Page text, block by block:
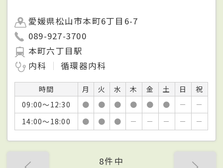
愛媛県松山市本町6丁目6-7
089-927-3700
本町六丁目駅
内科
循環器内科
時間 月 火 水 木 金 土 日
祝
09:00～12:30
● ● ● ● ● ● －
－
14:00～18:00
● ● ● － － － － －
8件中